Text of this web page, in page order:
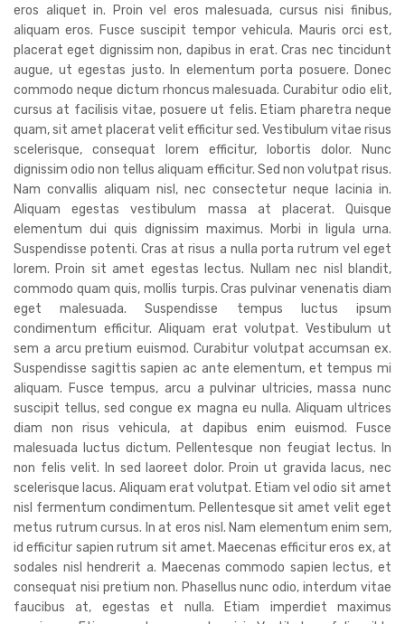
eros aliquet in. Proin vel eros malesuada, cursus nisi finibus,
aliquam eros. Fusce suscipit tempor vehicula. Mauris orci est,
placerat eget dignissim non, dapibus in erat. Cras nec tincidunt
augue, ut egestas justo. In elementum porta posuere. Donec
commodo neque dictum rhoncus malesuada. Curabitur odio elit,
cursus at facilisis vitae, posuere ut felis. Etiam pharetra neque
quam, sit amet placerat velit efficitur sed. Vestibulum vitae risus
scelerisque, consequat lorem efficitur, lobortis dolor. Nunc
dignissim odio non tellus aliquam efficitur. Sed non volutpat risus.
Nam convallis aliquam nisl, nec consectetur neque lacinia in.
Aliquam egestas vestibulum massa at placerat. Quisque
elementum dui quis dignissim maximus. Morbi in ligula urna.
Suspendisse potenti. Cras at risus a nulla porta rutrum vel eget
lorem. Proin sit amet egestas lectus. Nullam nec nisl blandit,
commodo quam quis, mollis turpis. Cras pulvinar venenatis diam
eget malesuada. Suspendisse tempus luctus ipsum
condimentum efficitur. Aliquam erat volutpat. Vestibulum ut
sem a arcu pretium euismod. Curabitur volutpat accumsan ex.
Suspendisse sagittis sapien ac ante elementum, et tempus mi
aliquam. Fusce tempus, arcu a pulvinar ultricies, massa nunc
suscipit tellus, sed congue ex magna eu nulla. Aliquam ultrices
diam non risus vehicula, at dapibus enim euismod. Fusce
malesuada luctus dictum. Pellentesque non feugiat lectus. In
non felis velit. In sed laoreet dolor. Proin ut gravida lacus, nec
scelerisque lacus. Aliquam erat volutpat. Etiam vel odio sit amet
nisl fermentum condimentum. Pellentesque sit amet velit eget
metus rutrum cursus. In at eros nisl. Nam elementum enim sem,
id efficitur sapien rutrum sit amet. Maecenas efficitur eros ex, at
sodales nisl hendrerit a. Maecenas commodo sapien lectus, et
consequat nisi pretium non. Phasellus nunc odio, interdum vitae
faucibus at, egestas et nulla. Etiam imperdiet maximus